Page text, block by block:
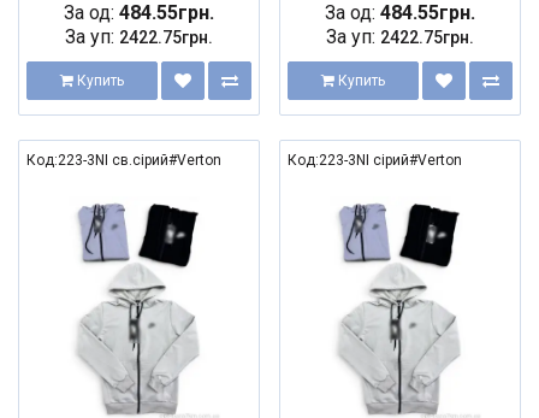
За од: 484.55грн.
За уп: 2422.75грн.
Купить
За од: 484.55грн.
За уп: 2422.75грн.
Купить
Код:223-3NI св.сірий#Verton Код:223-3NI сірий#Verton